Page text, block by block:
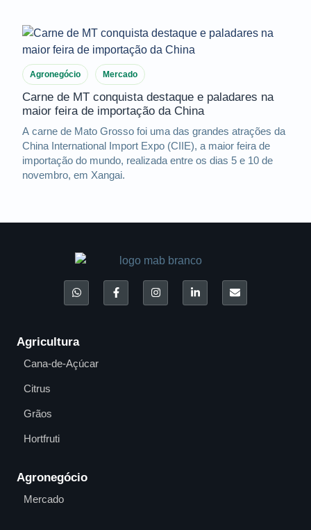
Agronegócio Mercado
Carne de MT conquista destaque e paladares na
maior feira de importação da China
A carne de Mato Grosso foi uma das grandes atrações da
China International Import Expo (CIIE), a maior feira de
importação do mundo, realizada entre os dias 5 e 10 de
novembro, em Xangai.
Agricultura
Cana-de-Açúcar
Citrus
Grãos
Hortfruti
Agronegócio
Mercado